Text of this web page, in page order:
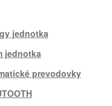
jednotka
jednotka
prevodovky